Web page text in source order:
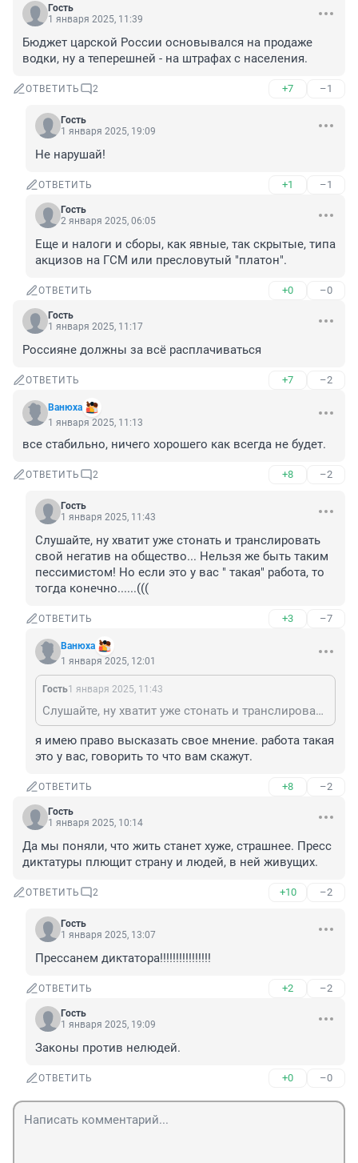
Гость
1 января 2025, 11:39
Бюджет царской России основывался на продаже
водки, ну а теперешней - на штрафах с населения.
ОТВЕТИТЬ 2 +7 –1
Гость
1 января 2025, 19:09
Не нарушай!
ОТВЕТИТЬ +1 –1
Гость
2 января 2025, 06:05
Еще и налоги и сборы, как явные, так скрытые, типа
акцизов на ГСМ или пресловутый "платон".
ОТВЕТИТЬ +0 –0
Гость
1 января 2025, 11:17
Россияне должны за всё расплачиваться
ОТВЕТИТЬ +7 –2
Вaнюхa
1 января 2025, 11:13
все стабильно, ничего хорошего как всегда не будет.
ОТВЕТИТЬ 2 +8 –2
Гость
1 января 2025, 11:43
Слушайте, ну хватит уже стонать и транслировать
свой негатив на общество... Нельзя же быть таким
пессимистом! Но если это у вас " такая" работа, то
тогда конечно......(((
ОТВЕТИТЬ +3 –7
Вaнюхa
1 января 2025, 12:01
Гость1 января 2025, 11:43
Слушайте, ну хватит уже стонать и транслировать свой негатив на общество... Нельзя же быть таким пессимистом! Но если это у вас " такая" работа, то тогда конечно......(((
я имею право высказать свое мнение. работа такая
это у вас, говорить то что вам скажут.
ОТВЕТИТЬ +8 –2
Гость
1 января 2025, 10:14
Да мы поняли, что жить станет хуже, страшнее. Пресс
диктатуры плющит страну и людей, в ней живущих.
ОТВЕТИТЬ 2 +10 –2
Гость
1 января 2025, 13:07
Прессанем диктатора!!!!!!!!!!!!!!!!
ОТВЕТИТЬ +2 –2
Гость
1 января 2025, 19:09
Законы против нелюдей.
ОТВЕТИТЬ +0 –0